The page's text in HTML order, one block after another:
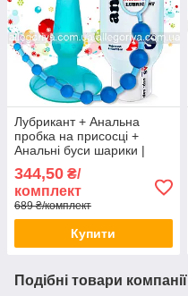
Лубрикант + Анальна
пробка на присосці +
Анальні буси шарики |
344,50 ₴/
комплект
689 ₴/комплект
Купити
Подібні товари компанії